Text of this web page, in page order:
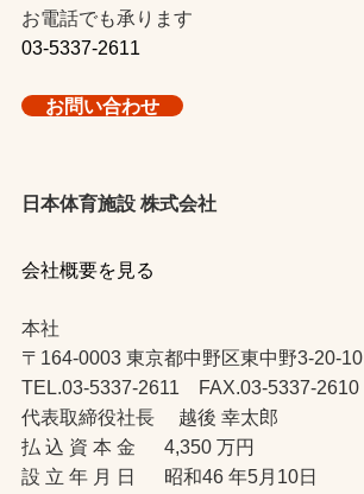
お電話でも承ります
03-5337-2611
お問い合わせ
日本体育施設 株式会社
会社概要を見る
本社
〒164-0003 東京都中野区東中野3-20-10
TEL.03-5337-2611 FAX.03-5337-2610
代表取締役社長 越後 幸太郎
払 込 資 本 金 4,350 万円
設 立 年 月 日 昭和46 年5月10日